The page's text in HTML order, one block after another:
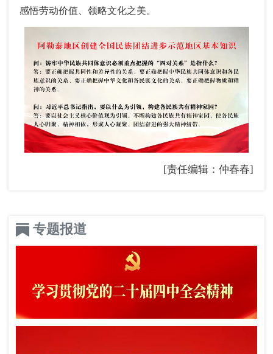
感悟劳动价值、领略文化之美。
[责任编辑：仲春春]
专题报道